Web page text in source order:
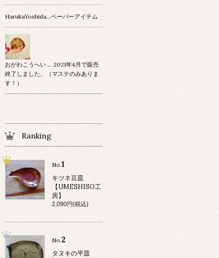
HarukaYoshida…ペーパーアイテム
おがわこうへい … 2021年4月で販売
終了しました。（マステのみありま
す！）
Ranking
No.1
キツネ豆皿
【UMESHISO工
房】
2,090円(税込)
No.2
タヌキの平皿